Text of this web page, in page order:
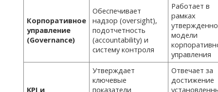
Корпоративное
управление
(Governance)
Обеспечивает
надзор (oversight),
подотчетность
(accountability) и
систему контроля
Работает в
рамках
модели
управления
KPI и
Утверждает
ключевые
показатели
Отвечает за
достижение